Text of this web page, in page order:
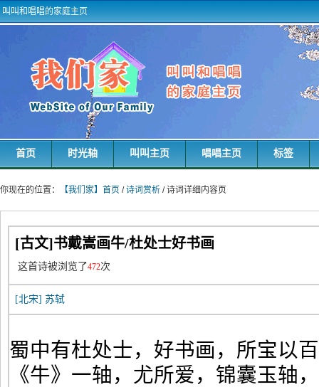
叫叫和唱唱的家庭主页
首页 时光轴 叫叫主页 唱唱主页 标签
你现在的位置： 【我们家】首页 /诗词赏析 / 诗词详细内容页
[古文]书戴嵩画牛/杜处士好书画
这首诗被浏览了472次
[北宋] 苏轼
蜀中有杜处士，好书画，所宝以
《牛》一轴，尤所爱，锦囊玉轴